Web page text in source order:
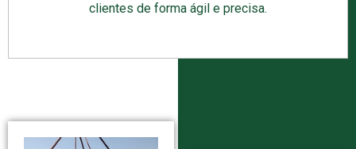
clientes de forma ágil e precisa.